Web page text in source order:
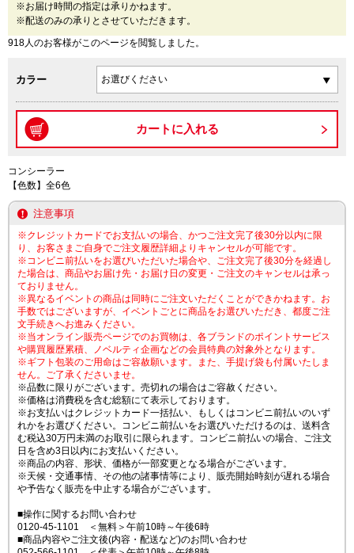
※お届け時間の指定は承りかねます。
※配送のみの承りとさせていただきます。
918人のお客様がこのページを閲覧しました。
カラー
コンシーラー
【色数】全6色
注意事項
※クレジットカードでお支払いの場合、かつご注文完了後30分以内に限
り、お客さまご自身でご注文履歴詳細よりキャンセルが可能です。
※コンビニ前払いをお選びいただいた場合や、ご注文完了後30分を経過し
た場合は、商品やお届け先・お届け日の変更・ご注文のキャンセルは承っ
ておりません。
※異なるイベントの商品は同時にご注文いただくことができかねます。お
手数ではございますが、イベントごとに商品をお選びいただき、都度ご注
文手続きへお進みください。
※当オンライン販売ページでのお買物は、各ブランドのポイントサービス
や購買履歴累積、ノベルティ企画などの会員特典の対象外となります。
※ギフト包装のご用命はご容赦願います。また、手提げ袋も付属いたしま
せん。ご了承くださいませ。
※品数に限りがございます。売切れの場合はご容赦ください。
※価格は消費税を含む総額にて表示しております。
※お支払いはクレジットカード一括払い、もしくはコンビニ前払いのいず
れかをお選びください。コンビニ前払いをお選びいただけるのは、送料含
む税込30万円未満のお取引に限られます。コンビニ前払いの場合、ご注文
日を含め3日以内にお支払いください。
※商品の内容、形状、価格が一部変更となる場合がございます。
※天候・交通事情、その他の諸事情等により、販売開始時刻が遅れる場合
や予告なく販売を中止する場合がございます。
■操作に関するお問い合わせ
0120-45-1101 ＜無料＞午前10時～午後6時
■商品内容やご注文後(内容・配送など)のお問い合わせ